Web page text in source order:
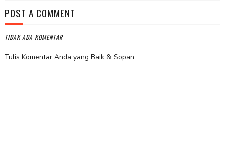
POST A COMMENT
TIDAK ADA KOMENTAR
Tulis Komentar Anda yang Baik & Sopan